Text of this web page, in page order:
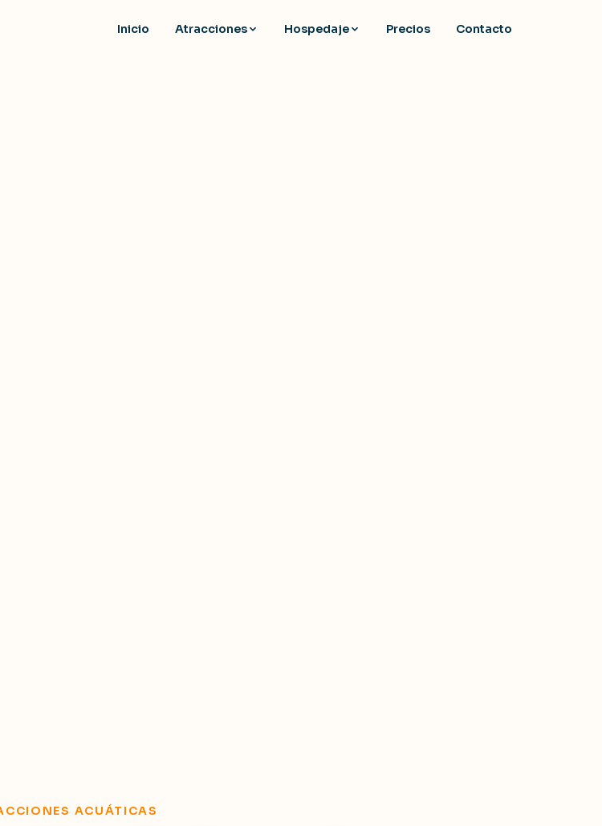
Inicio Atracciones Hospedaje Precios Contacto
ACUÁTICAS